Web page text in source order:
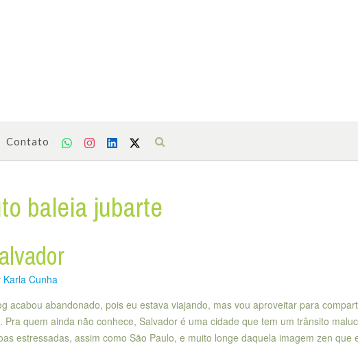
Contato
baleia jubarte
Karla Cunha
acabou abandonado, pois eu estava viajando, mas vou aproveitar para
Pra quem ainda não conhece, Salvador é uma cidade que tem um trânsito
estressadas, assim como São Paulo, e muito longe daquela imagem zen que